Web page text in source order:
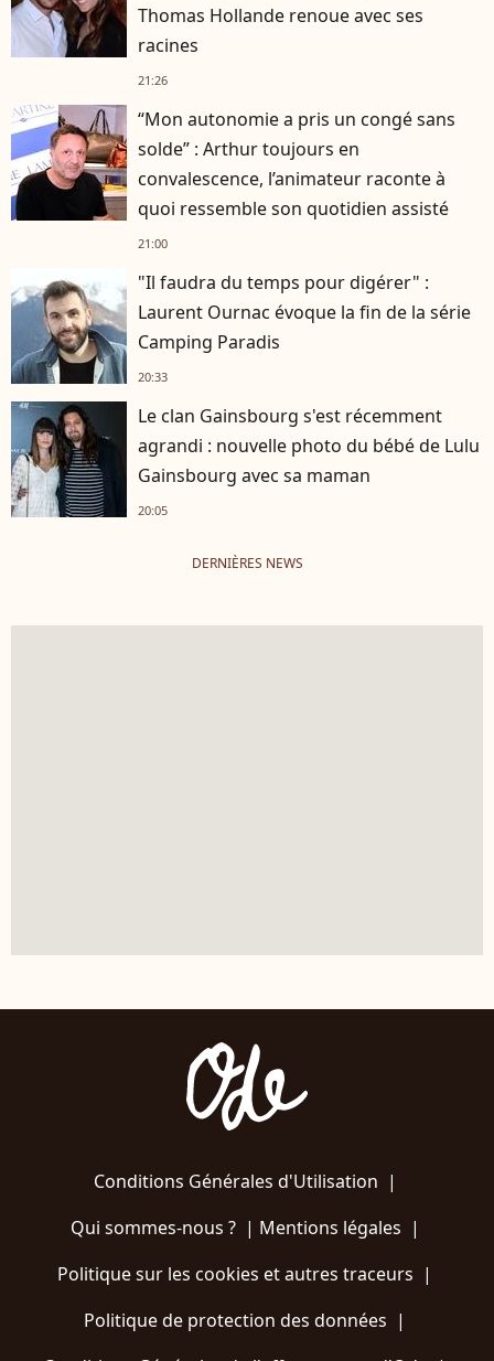
Thomas Hollande renoue avec ses
racines
21:26
“Mon autonomie a pris un congé sans
solde” : Arthur toujours en
convalescence, l’animateur raconte à
quoi ressemble son quotidien assisté
21:00
"Il faudra du temps pour digérer" :
Laurent Ournac évoque la fin de la série
Camping Paradis
20:33
Le clan Gainsbourg s'est récemment
agrandi : nouvelle photo du bébé de Lulu
Gainsbourg avec sa maman
20:05
DERNIÈRES NEWS
Conditions Générales d'Utilisation |
Qui sommes-nous ?| Mentions légales |
Politique sur les cookies et autres traceurs |
Politique de protection des données |